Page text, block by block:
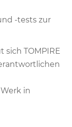
-tests zur
sich TOMPIRE
in